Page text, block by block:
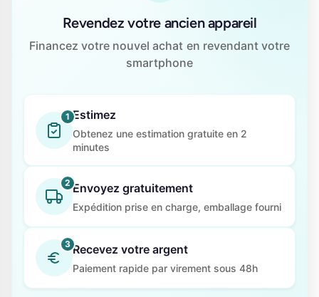
Revendez votre ancien appareil
Financez votre nouvel achat en revendant votre
smartphone
1 Estimez
Obtenez une estimation gratuite en 2
minutes
2 Envoyez gratuitement
Expédition prise en charge, emballage fourni
3 Recevez votre argent
Paiement rapide par virement sous 48h